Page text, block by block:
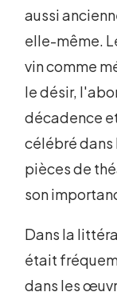
aussi
elle-même.
vin comme
le désir,
décadence
célébré dans
pièces de
son
Dans la
était
dans les